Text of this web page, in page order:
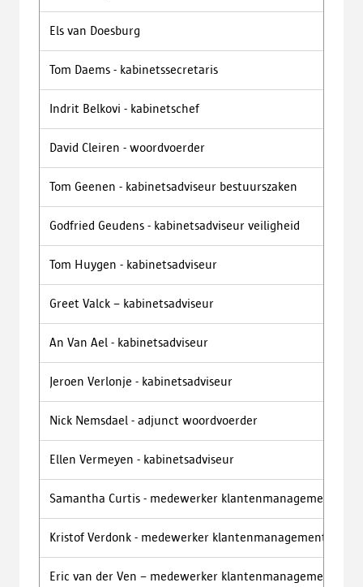
Els van Doesburg
Tom Daems - kabinetssecretaris
Indrit Belkovi - kabinetschef
David Cleiren - woordvoerder
Tom Geenen - kabinetsadviseur bestuurszaken
Godfried Geudens - kabinetsadviseur veiligheid
Tom Huygen - kabinetsadviseur
Greet Valck – kabinetsadviseur
An Van Ael - kabinetsadviseur
Jeroen Verlonje - kabinetsadviseur
Nick Nemsdael - adjunct woordvoerder
Ellen Vermeyen - kabinetsadviseur
Samantha Curtis - medewerker klantenmanagement
Kristof Verdonk - medewerker klantenmanagement
Eric van der Ven – medewerker klantenmanagement